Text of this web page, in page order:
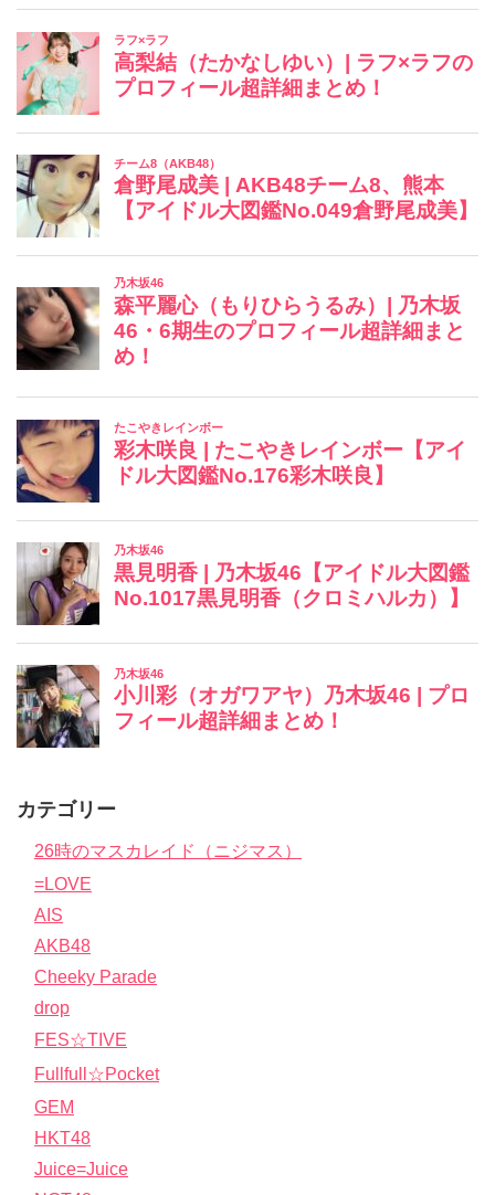
カテゴリー
26時のマスカレイド（ニジマス）
=LOVE
AIS
AKB48
Cheeky Parade
drop
FES☆TIVE
Fullfull☆Pocket
GEM
HKT48
Juice=Juice